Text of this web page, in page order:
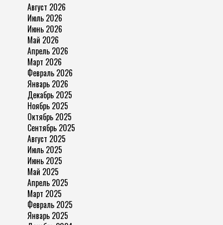
Август 2026
Июль 2026
Июнь 2026
Май 2026
Апрель 2026
Март 2026
Февраль 2026
Январь 2026
Декабрь 2025
Ноябрь 2025
Октябрь 2025
Сентябрь 2025
Август 2025
Июль 2025
Июнь 2025
Май 2025
Апрель 2025
Март 2025
Февраль 2025
Январь 2025